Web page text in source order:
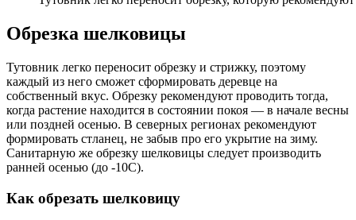
Обрезка шелковицы
Тутовник легко переносит обрезку и стрижку, поэтому
каждый из него сможет сформировать деревце на
собственный вкус. Обрезку рекомендуют проводить тогда,
когда растение находится в состоянии покоя — в начале весны
или поздней осенью. В северных регионах рекомендуют
формировать стланец, не забыв про его укрытие на зиму.
Санитарную же обрезку шелковицы следует производить
ранней осенью (до -10C).
Как обрезать шелковицу